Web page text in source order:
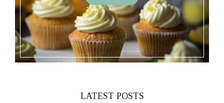
LATEST POSTS